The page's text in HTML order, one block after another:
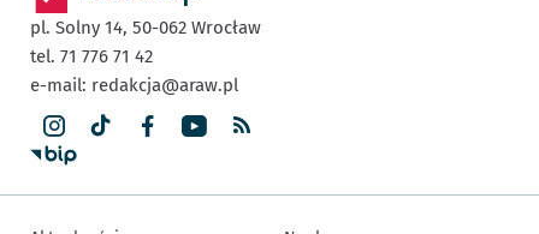
pl. Solny 14, 50-062 Wrocław
tel. 71 776 71 42
e-mail: redakcja@araw.pl